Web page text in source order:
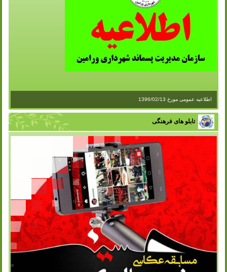
اطلاعیه عمومی مورخ 1396/02/13
تابلو های فرهنگی